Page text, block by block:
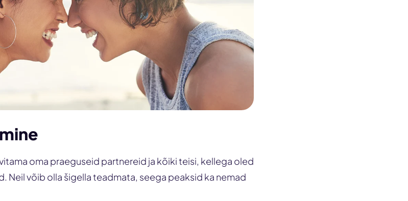
oma praeguseid partnereid ja kõiki teisi, kellega oled
Neil võib olla šigella teadmata, seega peaksid ka nemad